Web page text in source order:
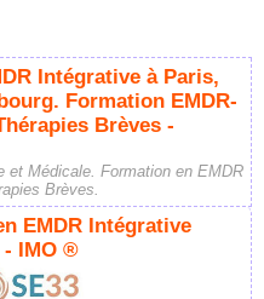
Intégrative à Paris,
Formation EMDR-
Brèves -
et Médicale. Formation en EMDR
Brèves.
EMDR Intégrative
- IMO ®